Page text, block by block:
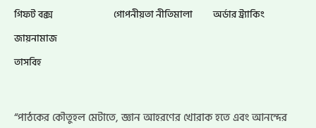
গিফট বক্স
জায়নামাজ
তাসবিহ
গোপনীয়তা নীতিমালা
অর্ডার ট্র্যাকিং
“পাঠকের কৌতুহল মেটাতে, জ্ঞান আহরণের খোরাক হতে এবং আনন্দের